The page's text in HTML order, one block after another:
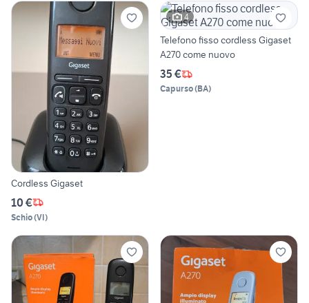
Cordless Gigaset
10 €
Schio(VI)
4
Telefono fisso cordless Gigaset
A270 come nuovo
35 €
Capurso(BA)